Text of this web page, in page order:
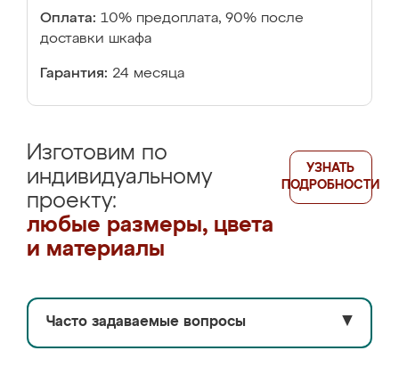
Оплата: 10% предоплата, 90% после
доставки шкафа
Гарантия: 24 месяца
Изготовим по
индивидуальному
проекту:
любые размеры, цвета
и материалы
УЗНАТЬ
ПОДРОБНОСТИ
Часто задаваемые вопросы ▼